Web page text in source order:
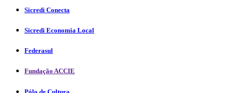
Sicredi Conecta
Sicredi Economia Local
Federasul
Fundação ACCIE